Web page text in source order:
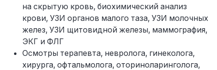
на скрытую кровь, биохимический анализ
крови, УЗИ органов малого таза, УЗИ молочных
желез, УЗИ щитовидной железы, маммография,
ЭКГ и ФЛГ
Осмотры терапевта, невролога, гинеколога,
хирурга, офтальмолога, оториноларинголога,